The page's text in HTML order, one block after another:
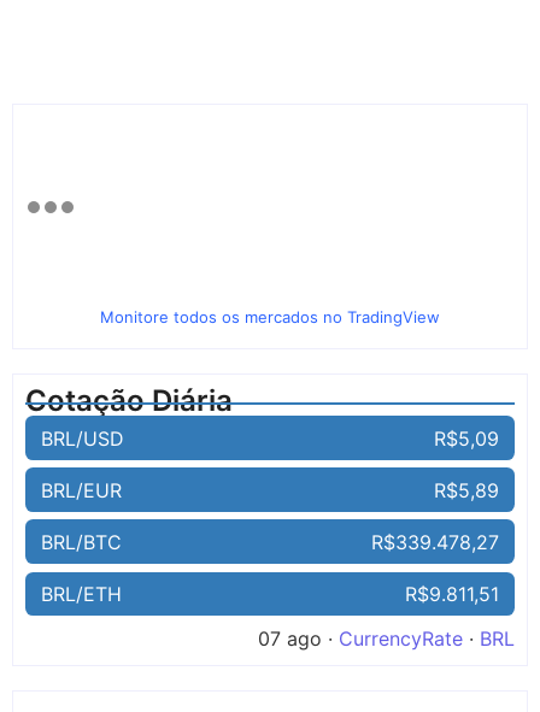
Monitore todos os mercados no TradingView
Cotação Diária
BRL/USD R$5,09
BRL/EUR R$5,89
BRL/BTC R$339.478,27
BRL/ETH
R$9.811,51
07 ago · CurrencyRate · BRL